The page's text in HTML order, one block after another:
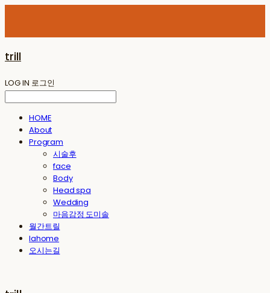
trill
LOG IN 로그인
HOME
About
Program
시술후
face
Body
Head spa
Wedding
마음감정 도미솔
월간트릴
lahome
오시는길